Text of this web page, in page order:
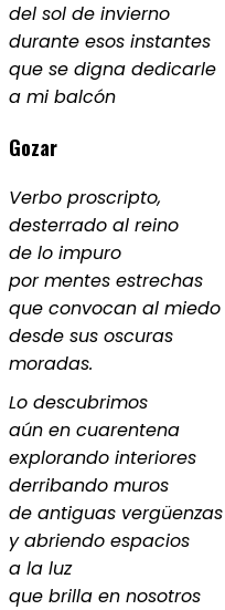
del sol de invierno
durante esos instantes
que se digna dedicarle
a mi balcón
Gozar
Verbo proscripto,
desterrado al reino
de lo impuro
por mentes estrechas
que convocan al miedo
desde sus oscuras
moradas.
Lo descubrimos
aún en cuarentena
explorando interiores
derribando muros
de antiguas vergüenzas
y abriendo espacios
a la luz
que brilla en nosotros